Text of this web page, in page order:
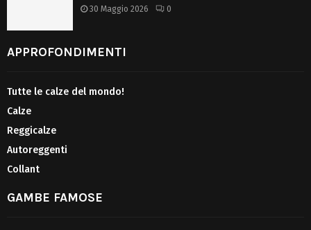
30 Maggio 2026 0
APPROFONDIMENTI
Tutte le calze del mondo!
Calze
Reggicalze
Autoreggenti
Collant
GAMBE FAMOSE